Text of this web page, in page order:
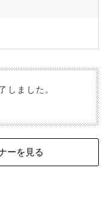
しました。
ーを見る